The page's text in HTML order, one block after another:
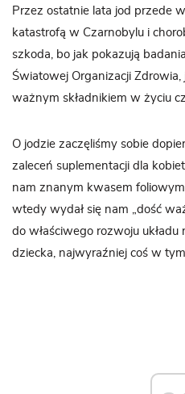
Przez ostatnie lata jod przede
katastrofą w Czarnobylu i
szkoda, bo jak pokazują
Światowej Organizacji Zdrowia,
ważnym składnikiem w życiu
O jodzie zaczęliśmy sobie
zaleceń suplementacji dla
nam znanym kwasem
wtedy wydał się nam „dość
do właściwego rozwoju
dziecka, najwyraźniej coś w